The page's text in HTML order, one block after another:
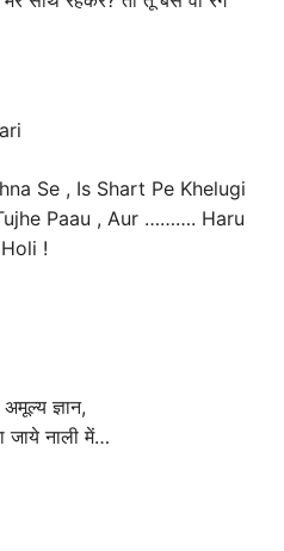
Se , Is Shart Pe Khelugi
Paau , Aur ………. Haru
!
ज्ञान,
जाये नाली में…